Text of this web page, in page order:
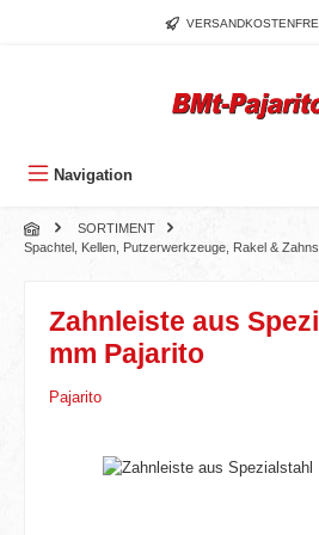
Zum Hauptinhalt springen
Navigation
SORTIMENT
Spachtel, Kellen, Putzerwerkzeuge, Rakel &
Zahnleiste aus
mm Pajarito
Pajarito
Bildergalerie überspringen